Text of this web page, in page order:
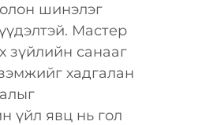
шинэлэг
Мастер
зүйлийн санааг
хадгалан
үйл явц нь гол